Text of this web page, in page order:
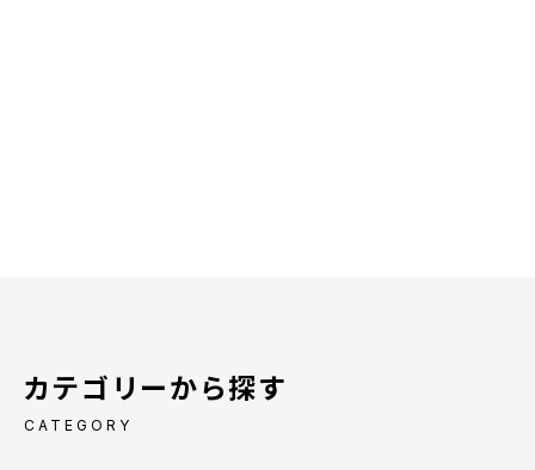
カテゴリーから探す
CATEGORY